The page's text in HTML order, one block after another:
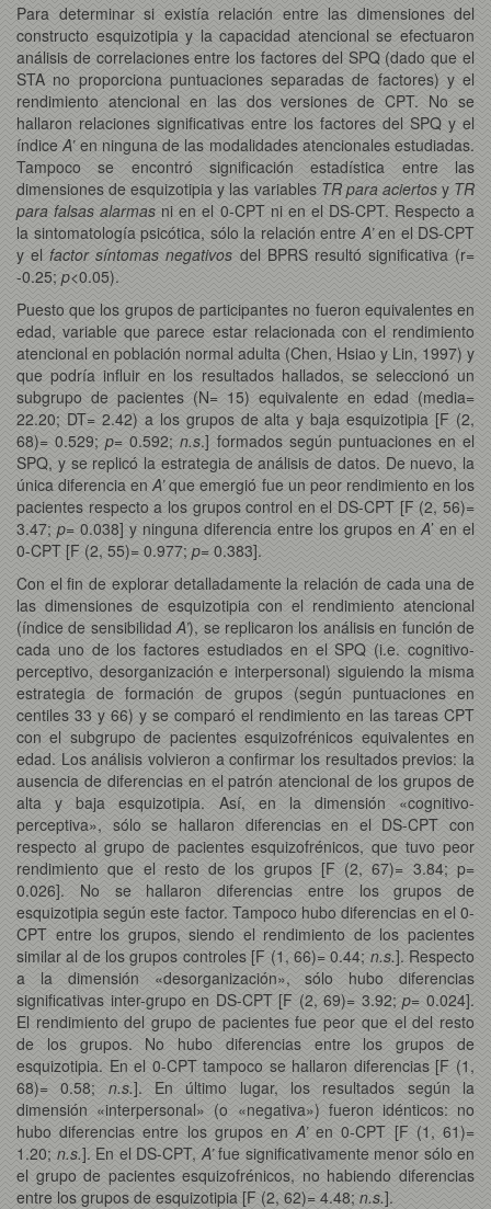
Para determinar si existía relación entre las dimensiones del
constructo esquizotipia y la capacidad atencional se efectuaron
análisis de correlaciones entre los factores del SPQ (dado que el
STA no proporciona puntuaciones separadas de factores) y el
rendimiento atencional en las dos versiones de CPT. No se
hallaron relaciones significativas entre los factores del SPQ y el
índiceA’ en ninguna de las modalidades atencionales estudiadas.
Tampoco se encontró significación estadística entre las
dimensiones de esquizotipia y las variables TR para aciertos y TR
para falsas alarmas ni en el 0-CPT ni en el DS-CPT. Respecto a
la sintomatología psicótica, sólo la relación entre A’en el DS-CPT
y el factor síntomas negativos del BPRS resultó significativa (r=
-0.25; p<0.05).
Puesto que los grupos de participantes no fueron equivalentes en
edad, variable que parece estar relacionada con el rendimiento
atencional en población normal adulta (Chen, Hsiao y Lin, 1997) y
que podría influir en los resultados hallados, se seleccionó un
subgrupo de pacientes (N= 15) equivalente en edad (media=
22.20; DT= 2.42) a los grupos de alta y baja esquizotipia [F (2,
68)= 0.529;p= 0.592;n.s.] formados según puntuaciones en el
SPQ, y se replicó la estrategia de análisis de datos. De nuevo, la
única diferencia enA’que emergió fue un peor rendimiento en los
pacientes respecto a los grupos control en el DS-CPT [F (2, 56)=
3.47; p= 0.038] y ninguna diferencia entre los grupos en A’ en el
0-CPT [F (2, 55)= 0.977; p= 0.383].
Con el fin de explorar detalladamente la relación de cada una de
las dimensiones de esquizotipia con el rendimiento atencional
(índice de sensibilidadA’), se replicaron los análisis en función de
cada uno de los factores estudiados en el SPQ (i.e. cognitivo-
perceptivo, desorganización e interpersonal) siguiendo la misma
estrategia de formación de grupos (según puntuaciones en
centiles 33 y 66) y se comparó el rendimiento en las tareas CPT
con el subgrupo de pacientes esquizofrénicos equivalentes en
edad. Los análisis volvieron a confirmar los resultados previos: la
ausencia de diferencias en el patrón atencional de los grupos de
alta y baja esquizotipia. Así, en la dimensión «cognitivo-
perceptiva», sólo se hallaron diferencias en el DS-CPT con
respecto al grupo de pacientes esquizofrénicos, que tuvo peor
rendimiento que el resto de los grupos [F (2, 67)= 3.84; p=
0.026]. No se hallaron diferencias entre los grupos de
esquizotipia según este factor. Tampoco hubo diferencias en el 0-
CPT entre los grupos, siendo el rendimiento de los pacientes
similar al de los grupos controles [F (1, 66)= 0.44; n.s.]. Respecto
a la dimensión «desorganización», sólo hubo diferencias
significativas inter-grupo en DS-CPT [F (2, 69)= 3.92;p= 0.024].
El rendimiento del grupo de pacientes fue peor que el del resto
de los grupos. No hubo diferencias entre los grupos de
esquizotipia. En el 0-CPT tampoco se hallaron diferencias [F (1,
68)= 0.58; n.s.]. En último lugar, los resultados según la
dimensión «interpersonal» (o «negativa») fueron idénticos: no
hubo diferencias entre los grupos enA’en 0-CPT [F (1, 61)=
1.20; n.s.]. En el DS-CPT, A’fue significativamente menor sólo en
el grupo de pacientes esquizofrénicos, no habiendo diferencias
entre los grupos de esquizotipia [F (2, 62)= 4.48; n.s.].